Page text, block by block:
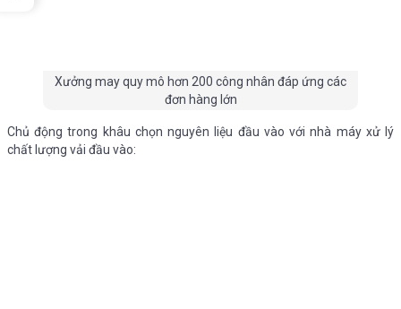
Xưởng may quy mô hơn 200 công nhân đáp ứng các
đơn hàng lớn
Chủ động trong khâu chọn nguyên liệu đầu vào với nhà máy xử lý
chất lượng vải đầu vào: